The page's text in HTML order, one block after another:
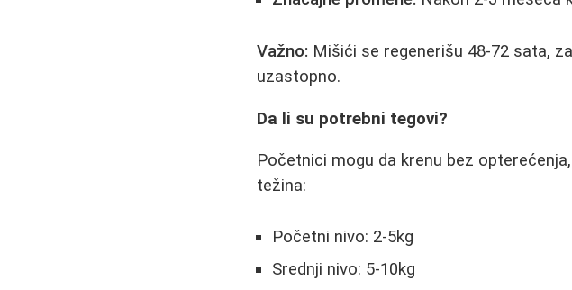
Važno: Mišići se regenerišu 48-72 sata,
uzastopno.
Da li su potrebni tegovi?
Početnici mogu da krenu bez
težina:
Početni nivo: 2-5kg
Srednji nivo: 5-10kg